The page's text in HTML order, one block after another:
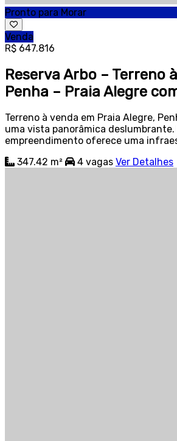
Pronto para Morar
Venda
R$ 647.816
Reserva Arbo – Terreno
Penha – Praia Alegre
Terreno à venda em Praia Alegre,
uma vista panorâmica deslumbrante.
empreendimento oferece uma
347.42 m²
4 vagas Ver Detalhes